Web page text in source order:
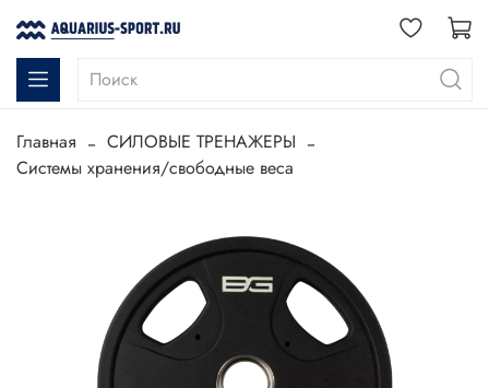
Главная
СИЛОВЫЕ ТРЕНАЖЕРЫ
Системы хранения/свободные веса